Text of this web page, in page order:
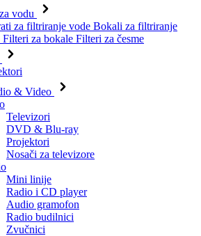
vodu
za filtriranje vode Bokali za filtriranje
Filteri za bokale Filteri za česme
& Video
Televizori
DVD & Blu-ray
Projektori
Nosači za televizore
Mini linije
Radio i CD player
Audio gramofon
Radio budilnici
Zvučnici